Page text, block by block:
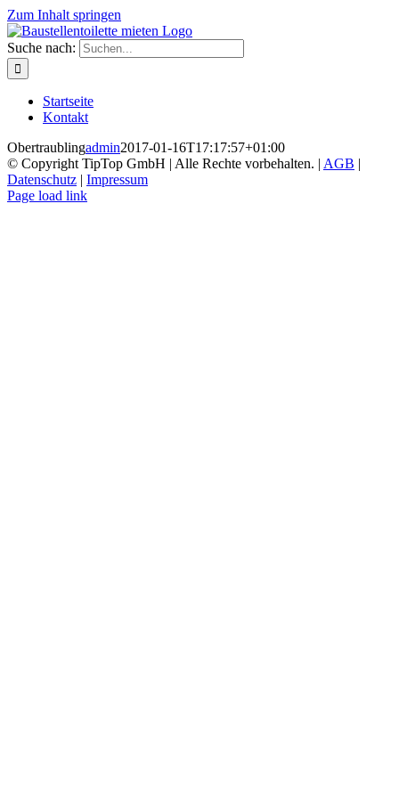
Zum Inhalt springen
Suche nach:
Startseite
Kontakt
Obertraublingadmin2017-01-16T17:17:57+01:00
© Copyright TipTop GmbH | Alle Rechte vorbehalten. | AGB |
Datenschutz | Impressum
Page load link